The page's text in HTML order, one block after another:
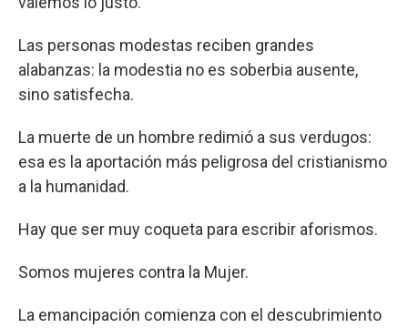
Las personas modestas reciben grandes
alabanzas: la modestia no es soberbia ausente,
sino satisfecha.
La muerte de un hombre redimió a sus verdugos:
esa es la aportación más peligrosa del cristianismo
a la humanidad.
Hay que ser muy coqueta para escribir aforismos.
Somos mujeres contra la Mujer.
La emancipación comienza con el descubrimiento